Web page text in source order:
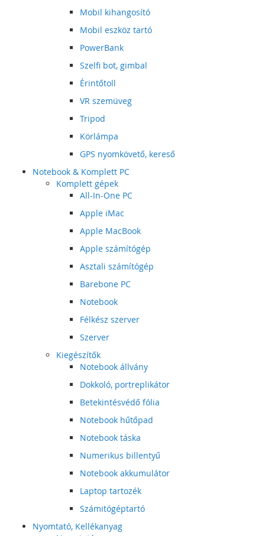
Mobil kihangosító
Mobil eszköz tartó
PowerBank
Szelfi bot, gimbal
Érintőtoll
VR szemüveg
Tripod
Körlámpa
GPS nyomkövető, kereső
Notebook & Komplett PC
Komplett gépek
All-In-One PC
Apple iMac
Apple MacBook
Apple számítógép
Asztali számítógép
Barebone PC
Notebook
Félkész szerver
Szerver
Kiegészítők
Notebook állvány
Dokkoló, portreplikátor
Betekintésvédő fólia
Notebook hűtőpad
Notebook táska
Numerikus billentyű
Notebook akkumulátor
Laptop tartozék
Számitógéptartó
Nyomtató, Kellékanyag